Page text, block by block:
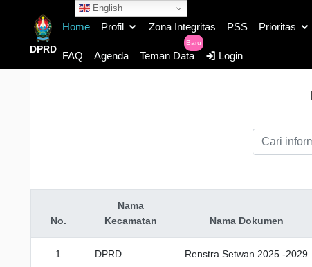
English
DPRD
Home Profil Zona Integritas PSS Prioritas
FAQ Agenda Teman Data
Baru
Login
No.
Nama
Kecamatan
Nama Dokumen
1 DPRD Renstra Setwan 2025 -2029